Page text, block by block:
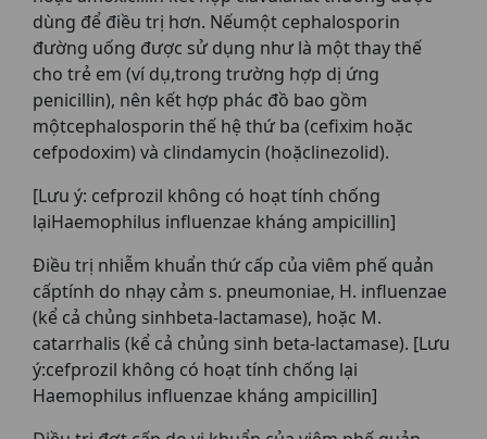
dùng để điều trị hơn. Nếumột cephalosporin
đường uống được sử dụng như là một thay thế
cho trẻ em (ví dụ,trong trường hợp dị ứng
penicillin), nên kết hợp phác đồ bao gồm
mộtcephalosporin thế hệ thứ ba (cefixim hoặc
cefpodoxim) và clindamycin (hoặclinezolid).
[Lưu ý: cefprozil không có hoạt tính chống
lạiHaemophilus influenzae kháng ampicillin]
Điều trị nhiễm khuẩn thứ cấp của viêm phế quản
cấptính do nhạy cảm s. pneumoniae, H. influenzae
(kể cả chủng sinhbeta-lactamase), hoặc M.
catarrhalis (kể cả chủng sinh beta-lactamase). [Lưu
ý:cefprozil không có hoạt tính chống lại
Haemophilus influenzae kháng ampicillin]